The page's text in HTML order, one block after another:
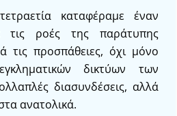
καταφέραμε έναν
τις ροές της παράτυπης
τις προσπάθειες, όχι μόνο
δικτύων των
διασυνδέσεις, αλλά
ανατολικά.